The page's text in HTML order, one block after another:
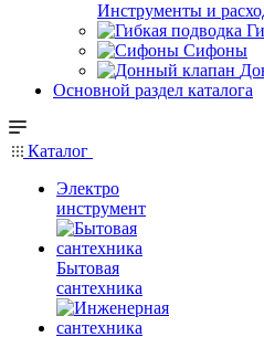
Инструменты и
Сифоны
Основной раздел каталога
Каталог
Электро
инструмент
Бытовая
сантехника